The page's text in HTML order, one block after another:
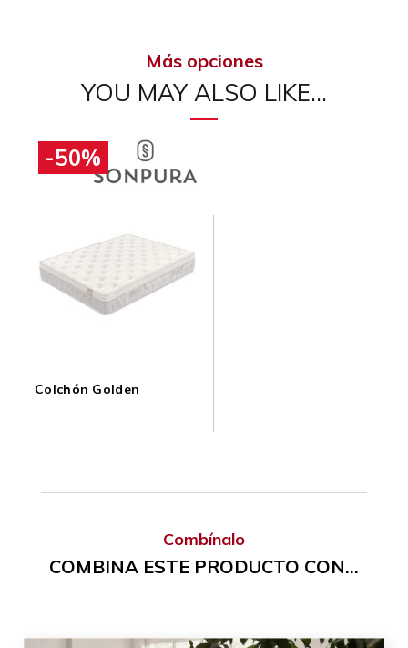
Más opciones
YOU MAY ALSO LIKE…
-50%
Colchón Golden
Combínalo
COMBINA ESTE PRODUCTO CON...